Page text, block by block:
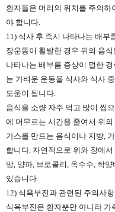
환자들은 머리의 위치를 주의하
야 합니다.
11) 식사 후 즉시 나타나는 배부
장운동이 활발한 경우 위의 음
나타나는 배부름 증상이 덜한
는 가벼운 운동을 식사와 식사
도움이 됩니다.
음식을 소량 자주 먹고 많이 씹
에 머무르는 시간을 줄여서 위
가스를 만드는 음식이나 지방,
합니다. 자연적으로 위와 장에
망, 양파, 브로콜리, 옥수수, 싹
있습니다.
12) 식욕부진과 관련된 주의사
식욕부진은 환자뿐만 아니라 가